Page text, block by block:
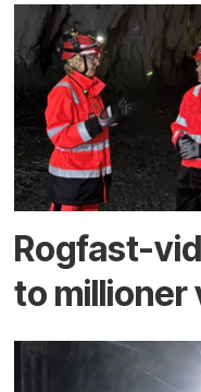
Rogfast-
to millioner